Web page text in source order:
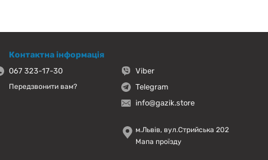
Контактна інформація
067 323-17-30
Передзвонити вам?
Viber
Telegram
info@gazik.store
м.Львів, вул.Стрийська 202
Мапа проїзду